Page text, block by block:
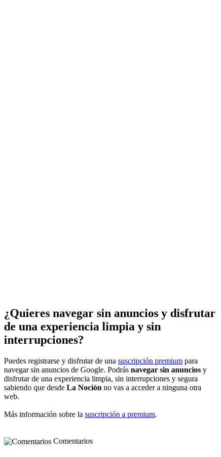
¿Quieres navegar sin anuncios y disfrutar
de una experiencia limpia y sin
interrupciones?
Puedes registrarse y disfrutar de una suscripción premium para
navegar sin anuncios de Google. Podrás navegar sin anuncios y
disfrutar de una experiencia limpia, sin interrupciones y segura
sabiendo que desde La Noción no vas a acceder a ninguna otra
web.
Más información sobre la suscripción a premium.
Comentarios